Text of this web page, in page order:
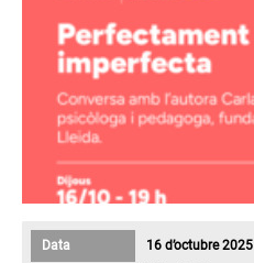
Data 16 d’octubre